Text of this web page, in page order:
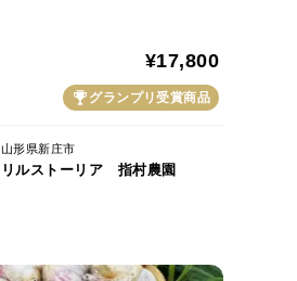
¥17,800
グランプリ受賞商品
山形県新庄市
リルストーリア 指村農園